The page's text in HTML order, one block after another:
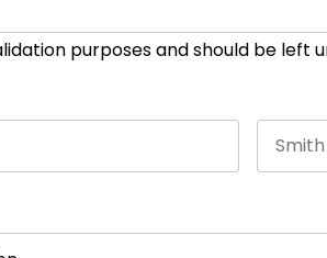
purposes and should be left